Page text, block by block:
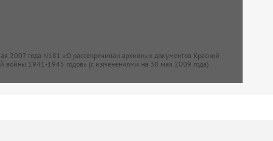
2007 года N181 «О рассекречиван архивных документов Красной
войны 1941-1945 годов» (с изменениями на 30 мая 2009 года)